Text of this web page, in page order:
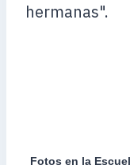
hermanas".
Fotos en la